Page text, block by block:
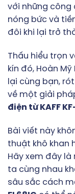
với những
nóng bức và
đôi khi lại trở
Thấu hiểu trọn
kín đó, Hoàn
lại cùng bạn,
về một giải
điện từ KAFF
Bài viết này
thuật khô khan
Hãy xem đây
ta cùng nhau
sâu sắc cách